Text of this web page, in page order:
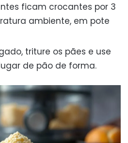
ficam crocantes por 3
ambiente, em pote
triture os pães e use
de pão de forma.